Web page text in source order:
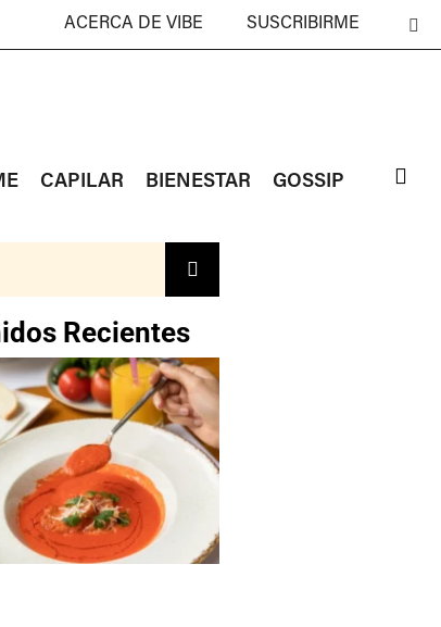
ACERCA DE VIBE SUSCRIBIRME
CAPILAR BIENESTAR GOSSIP
Recientes